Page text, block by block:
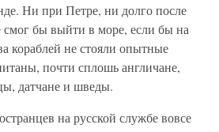
Ни при Петре, ни долго после
смог бы выйти в море, если бы на
кораблей не стояли опытные
почти сплошь англичане,
датчане и шведы.
на русской службе вовсе